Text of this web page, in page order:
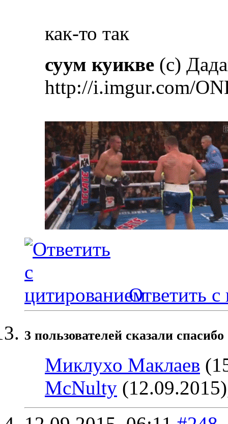
как-то так
суум куикве (с)
http://i.imgur.com/
Ответить с
3 пользователей сказали
Миклухо Маклаев
McNulty